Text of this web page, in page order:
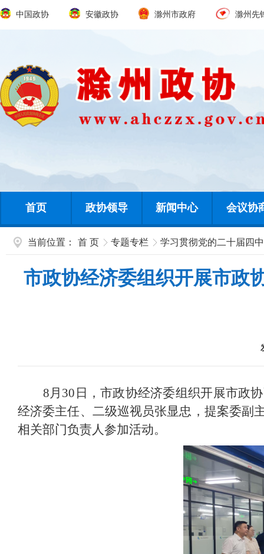
中国政协 安徽政协 滁州市政府 滁州先
首页 政协领导 新闻中心 会议协
当前位置： 首 页 专题专栏 学习贯彻党的二十届四
市政协经济委组织开展市政
8月30日，市政协经济委组织开展市政
经济委主任、二级巡视员张显忠，提案委副
相关部门负责人参加活动。